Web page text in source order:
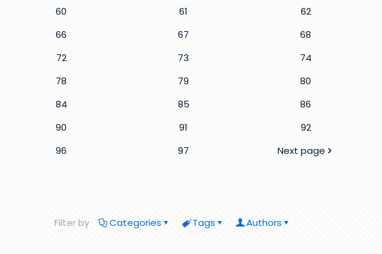
60
61 62
66
67 68
72
73 74
78
79 80
84
85 86
90
91 92
96
97 Next page
Filter by Categories Tags Authors